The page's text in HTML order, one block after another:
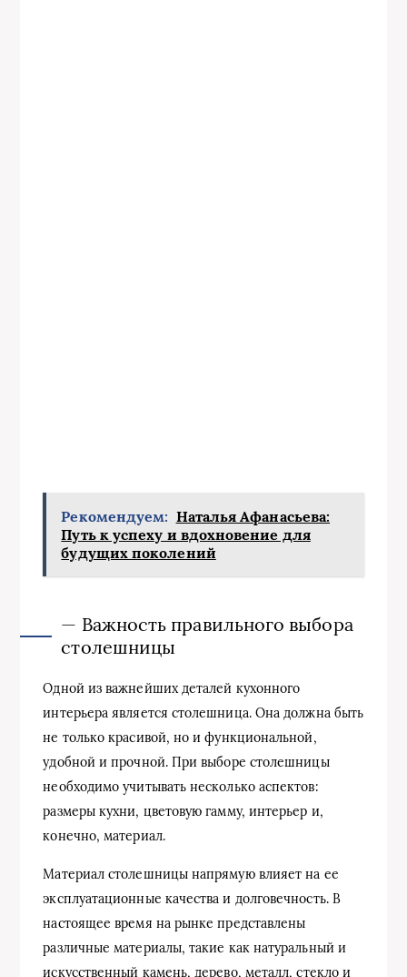
Рекомендуем: Наталья Афанасьева:
Путь к успеху и вдохновение для
будущих поколений
— Важность правильного выбора
столешницы
Одной из важнейших деталей кухонного
интерьера является столешница. Она должна быть
не только красивой, но и функциональной,
удобной и прочной. При выборе столешницы
необходимо учитывать несколько аспектов:
размеры кухни, цветовую гамму, интерьер и,
конечно, материал.
Материал столешницы напрямую влияет на ее
эксплуатационные качества и долговечность. В
настоящее время на рынке представлены
различные материалы, такие как натуральный и
искусственный камень, дерево, металл, стекло и